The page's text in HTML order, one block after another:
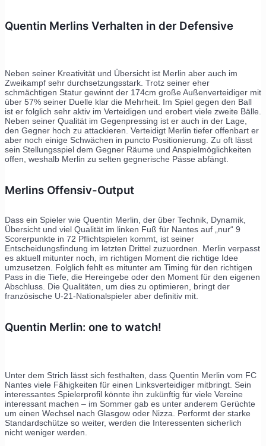
Quentin Merlins Verhalten in der Defensive
Neben seiner Kreativität und Übersicht ist Merlin aber auch im
Zweikampf sehr durchsetzungsstark. Trotz seiner eher
schmächtigen Statur gewinnt der 174cm große Außenverteidiger mit
über 57% seiner Duelle klar die Mehrheit. Im Spiel gegen den Ball
ist er folglich sehr aktiv im Verteidigen und erobert viele zweite Bälle.
Neben seiner Qualität im Gegenpressing ist er auch in der Lage,
den Gegner hoch zu attackieren. Verteidigt Merlin tiefer offenbart er
aber noch einige Schwächen in puncto Positionierung. Zu oft lässt
sein Stellungsspiel dem Gegner Räume und Anspielmöglichkeiten
offen, weshalb Merlin zu selten gegnerische Pässe abfängt.
Merlins Offensiv-Output
Dass ein Spieler wie Quentin Merlin, der über Technik, Dynamik,
Übersicht und viel Qualität im linken Fuß für Nantes auf „nur“ 9
Scorerpunkte in 72 Pflichtspielen kommt, ist seiner
Entscheidungsfindung im letzten Drittel zuzuordnen. Merlin verpasst
es aktuell mitunter noch, im richtigen Moment die richtige Idee
umzusetzen. Folglich fehlt es mitunter am Timing für den richtigen
Pass in die Tiefe, die Hereingebe oder den Moment für den eigenen
Abschluss. Die Qualitäten, um dies zu optimieren, bringt der
französische U-21-Nationalspieler aber definitiv mit.
Quentin Merlin: one to watch!
Unter dem Strich lässt sich festhalten, dass Quentin Merlin vom FC
Nantes viele Fähigkeiten für einen Linksverteidiger mitbringt. Sein
interessantes Spielerprofil könnte ihn zukünftig für viele Vereine
interessant machen – im Sommer gab es unter anderem Gerüchte
um einen Wechsel nach Glasgow oder Nizza. Performt der starke
Standardschütze so weiter, werden die Interessenten sicherlich
nicht weniger werden.